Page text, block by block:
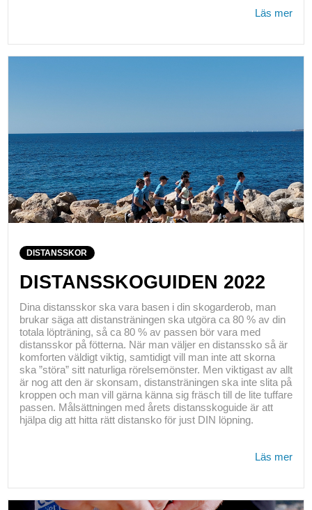
Läs mer
DISTANSSKOR
DISTANSSKOGUIDEN 2022
Dina distansskor ska vara basen i din skogarderob, man
brukar säga att distansträningen ska utgöra ca 80 % av din
totala löpträning, så ca 80 % av passen bör vara med
distansskor på fötterna. När man väljer en distanssko så är
komforten väldigt viktig, samtidigt vill man inte att skorna
ska ”störa” sitt naturliga rörelsemönster. Men viktigast av allt
är nog att den är skonsam, distansträningen ska inte slita på
kroppen och man vill gärna känna sig fräsch till de lite tuffare
passen. Målsättningen med årets distansskoguide är att
hjälpa dig att hitta rätt distansko för just DIN löpning.
Läs mer